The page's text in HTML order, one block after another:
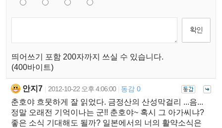
띄어쓰기 포함 200자까지 쓰실 수 있습니다.
(400바이트)
안지7 2012-10-22 오후 4:06:00 동감 0
춘호야 흐뭇하게 잘 읽었다. 금정산의 산성막걸리 ...음...
정말 오래전 기억이나는 군!! 춘호야~ 혹시 그 아가씨냐?
좋은 소식 기대해도 될까? 일본에서의 너의 활약소식은